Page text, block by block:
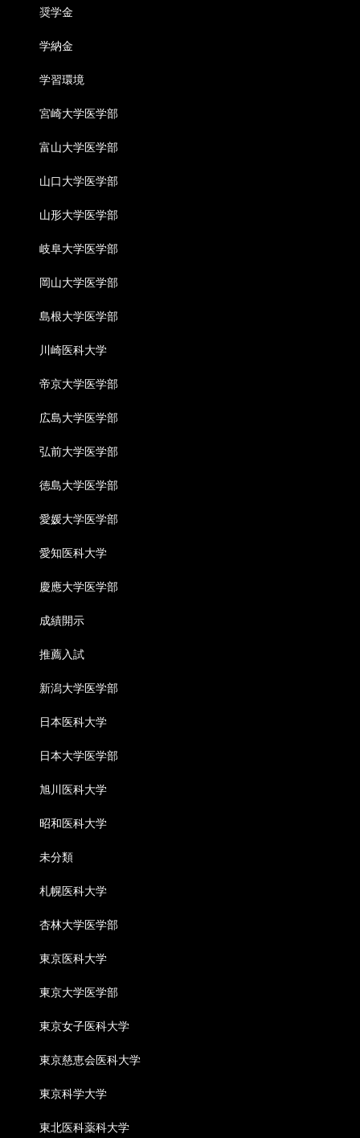
奨学金
学納金
学習環境
宮崎大学医学部
富山大学医学部
山口大学医学部
山形大学医学部
岐阜大学医学部
岡山大学医学部
島根大学医学部
川崎医科大学
帝京大学医学部
広島大学医学部
弘前大学医学部
徳島大学医学部
愛媛大学医学部
愛知医科大学
慶應大学医学部
成績開示
推薦入試
新潟大学医学部
日本医科大学
日本大学医学部
旭川医科大学
昭和医科大学
未分類
札幌医科大学
杏林大学医学部
東京医科大学
東京大学医学部
東京女子医科大学
東京慈恵会医科大学
東京科学大学
東北医科薬科大学